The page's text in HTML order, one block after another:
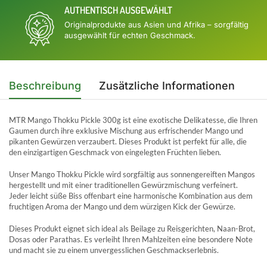
AUTHENTISCH AUSGEWÄHLT
Originalprodukte aus Asien und Afrika – sorgfältig
ausgewählt für echten Geschmack.
Beschreibung Zusätzliche Informationen
MTR Mango Thokku Pickle 300g ist eine exotische Delikatesse, die Ihren
Gaumen durch ihre exklusive Mischung aus erfrischender Mango und
pikanten Gewürzen verzaubert. Dieses Produkt ist perfekt für alle, die
den einzigartigen Geschmack von eingelegten Früchten lieben.
Unser Mango Thokku Pickle wird sorgfältig aus sonnengereiften Mangos
hergestellt und mit einer traditionellen Gewürzmischung verfeinert.
Jeder leicht süße Biss offenbart eine harmonische Kombination aus dem
fruchtigen Aroma der Mango und dem würzigen Kick der Gewürze.
Dieses Produkt eignet sich ideal als Beilage zu Reisgerichten, Naan-Brot,
Dosas oder Parathas. Es verleiht Ihren Mahlzeiten eine besondere Note
und macht sie zu einem unvergesslichen Geschmackserlebnis.